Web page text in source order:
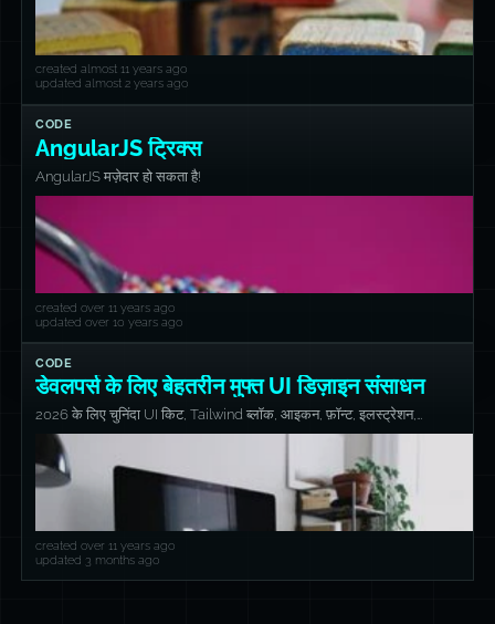
created almost 11 years ago
updated almost 2 years ago
CODE
AngularJS ट्रिक्स
AngularJS मज़ेदार हो सकता है!
created over 11 years ago
updated over 10 years ago
CODE
डेवलपर्स के लिए बेहतरीन मुफ्त UI डिज़ाइन संसाधन
2026 के लिए चुनिंदा UI किट, Tailwind ब्लॉक, आइकन, फ़ॉन्ट, इलस्ट्रेशन,
एनिमेशन और डिज़ाइन टूल्स की सूची, तेज़ी से पॉलिश्ड वेबसाइट बनाने के लिए।
created over 11 years ago
updated 3 months ago